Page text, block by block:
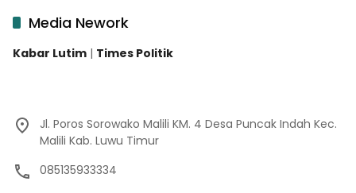
Media Nework
Kabar Lutim | Times Politik
Jl. Poros Sorowako Malili KM. 4 Desa Puncak Indah Kec.
Malili Kab. Luwu Timur
085135933334